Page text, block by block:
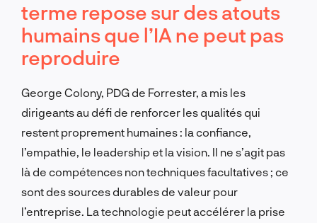
terme repose sur des atouts
humains que l’IA ne peut pas
reproduire
George Colony, PDG de Forrester, a mis les
dirigeants au défi de renforcer les qualités qui
restent proprement humaines : la confiance,
l’empathie, le leadership et la vision. Il ne s’agit pas
là de compétences non techniques facultatives ; ce
sont des sources durables de valeur pour
l’entreprise. La technologie peut accélérer la prise